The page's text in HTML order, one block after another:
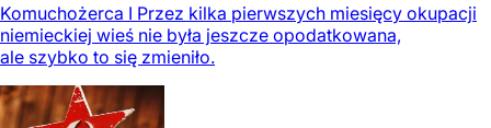
Komuchożerca I Przez kilka pierwszych miesięcy okupacji
niemieckiej wieś nie była jeszcze opodatkowana,
ale szybko to się zmieniło.